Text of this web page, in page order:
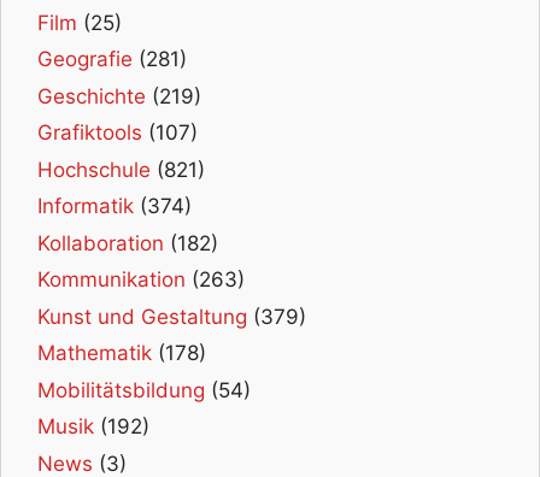
Film (25)
Geografie (281)
Geschichte (219)
Grafiktools (107)
Hochschule (821)
Informatik (374)
Kollaboration (182)
Kommunikation (263)
Kunst und Gestaltung (379)
Mathematik (178)
Mobilitätsbildung (54)
Musik (192)
News (3)